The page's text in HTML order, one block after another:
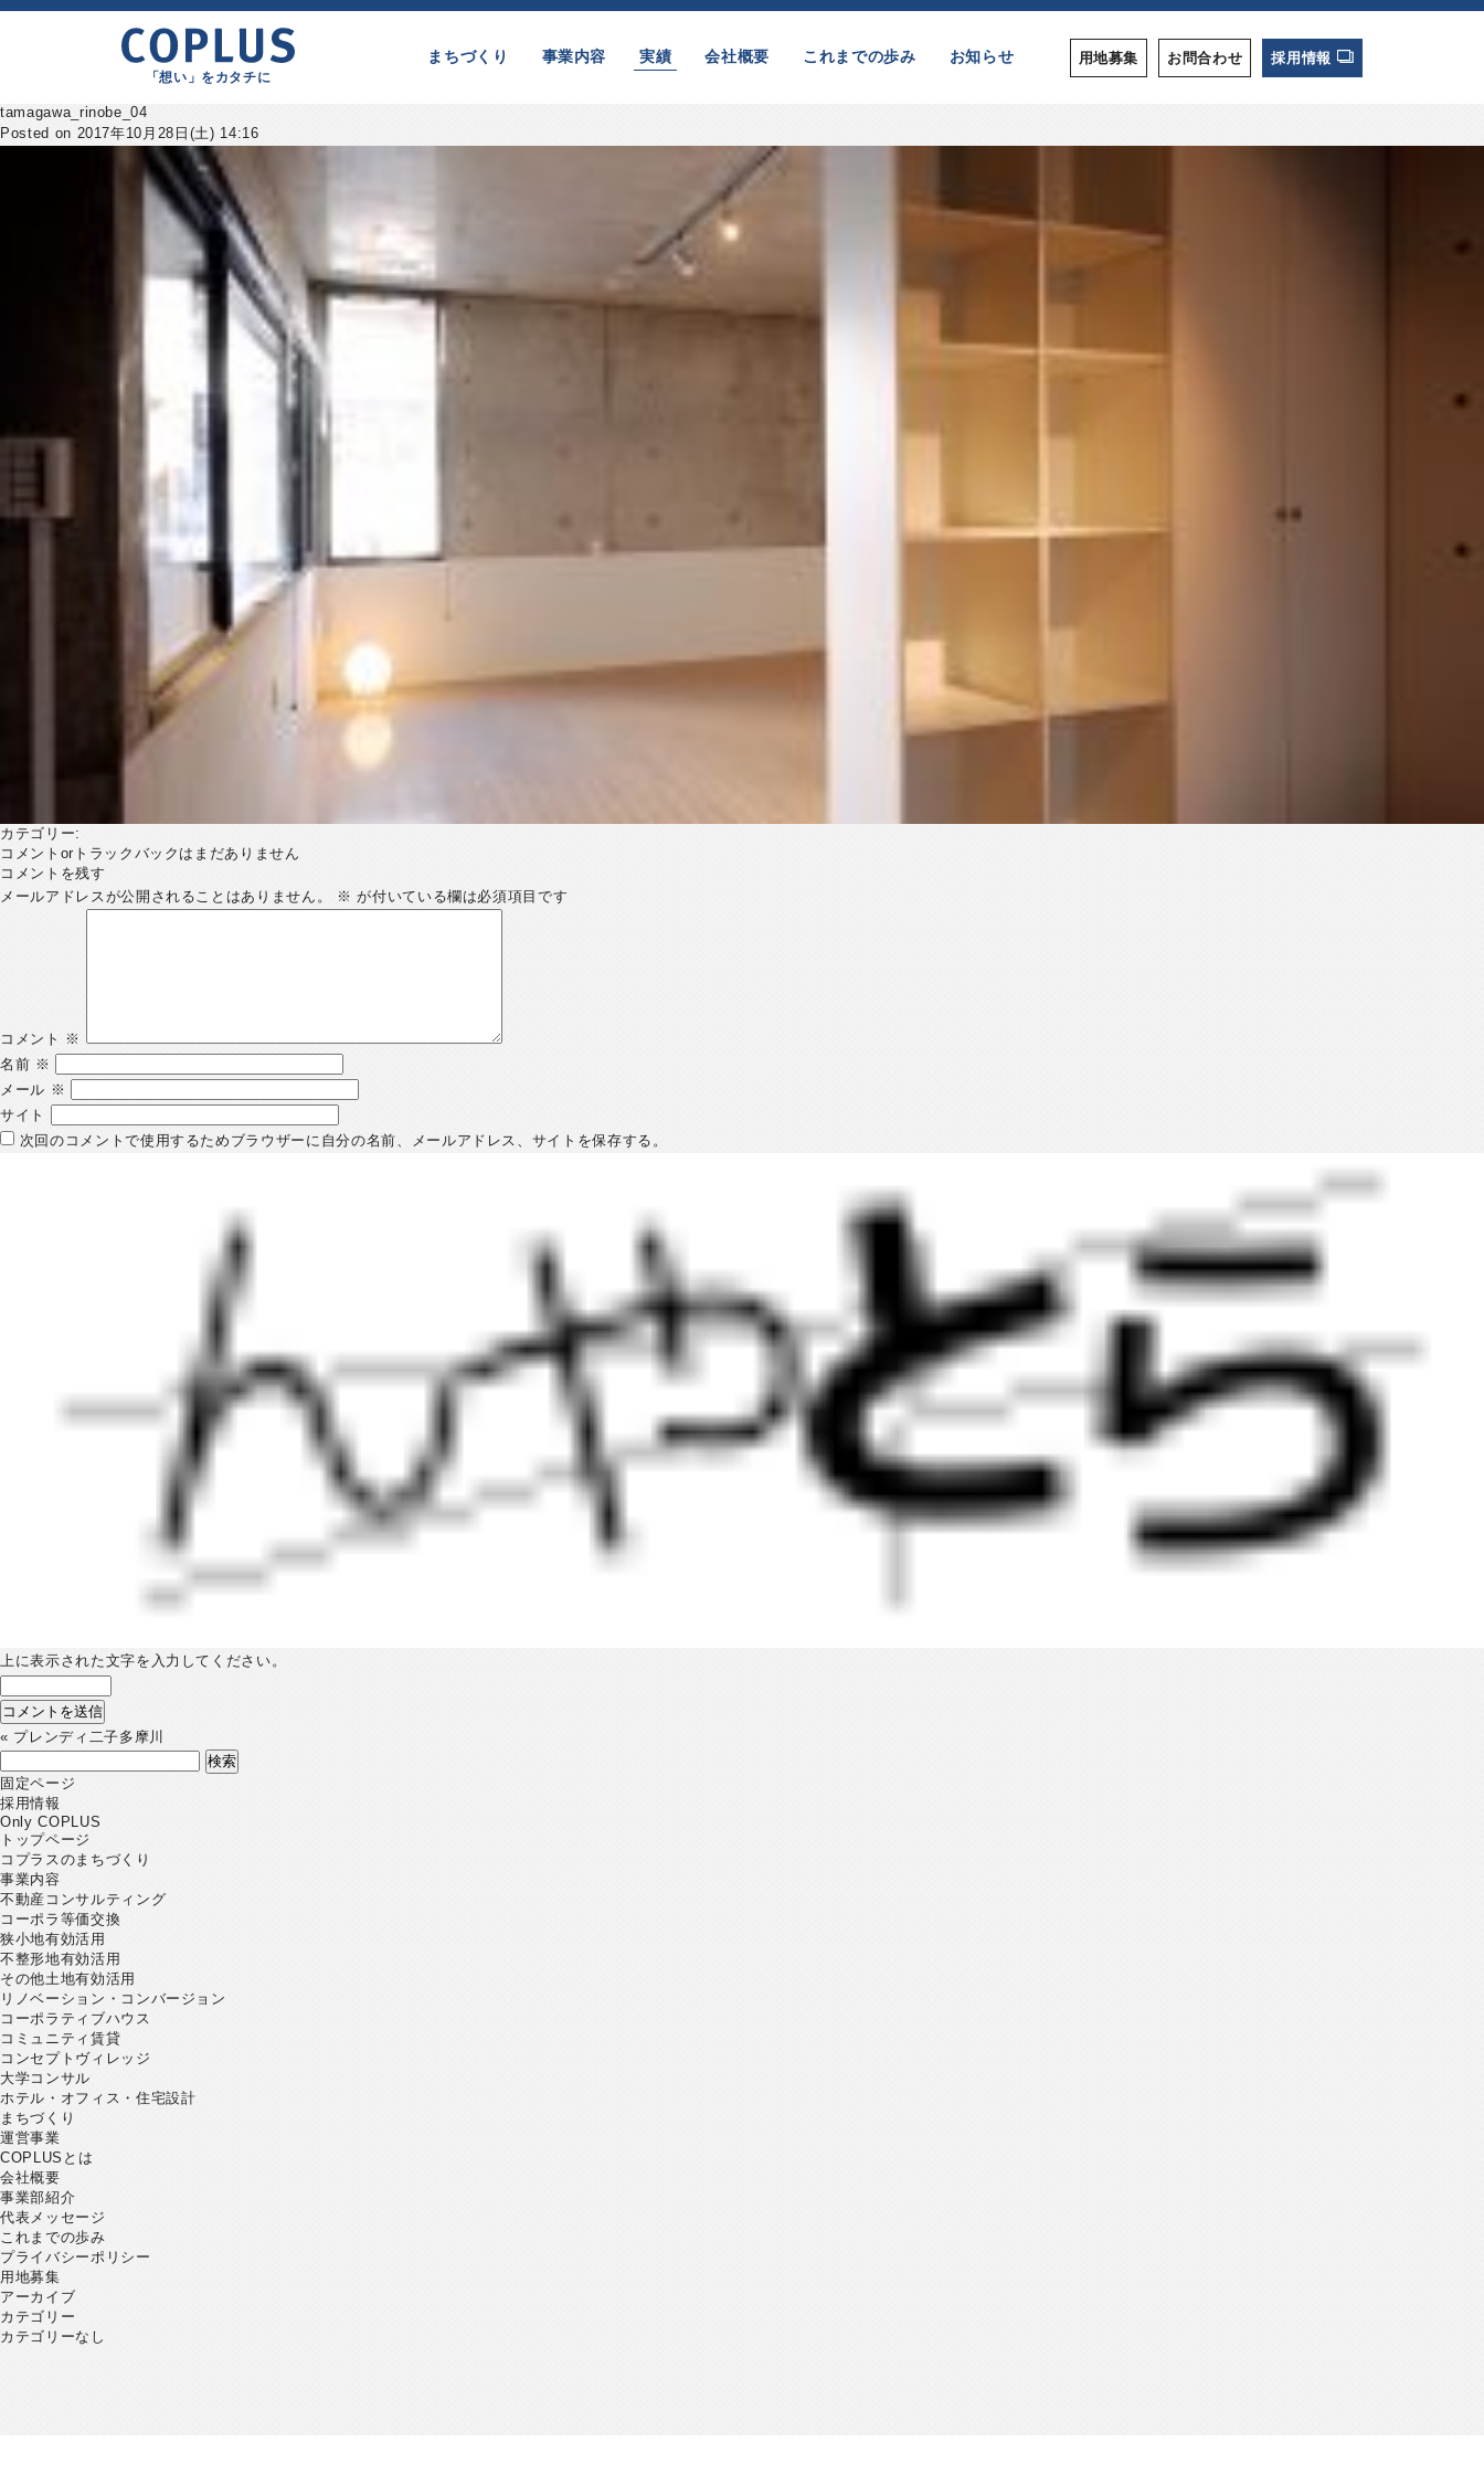
「想い」をカタチに
まちづくり 事業内容 実績 会社概要 これまでの歩み お知らせ 用地募集 お問合わせ 採用情報
tamagawa_rinobe_04
Posted on 2017年10月28日(土) 14:16
カテゴリー:
コメントorトラックバックはまだありません
コメントを残す
メールアドレスが公開されることはありません。
※ が付いている欄は必須項目です
コメント
※
名前 ※
メール ※
サイト
次回のコメントで使用するためブラウザーに自分の名前、メールアドレス、サイトを保存する。
上に表示された文字を入力してください。
« プレンディ二子多摩川
索:
固定ページ
採用情報
Only COPLUS
トップページ
コプラスのまちづくり
事業内容
不動産コンサルティング
コーポラ等価交換
狭小地有効活用
不整形地有効活用
その他土地有効活用
リノベーション・コンバージョン
コーポラティブハウス
コミュニティ賃貸
コンセプトヴィレッジ
大学コンサル
ホテル・オフィス・住宅設計
まちづくり
運営事業
COPLUSとは
会社概要
事業部紹介
代表メッセージ
これまでの歩み
プライバシーポリシー
用地募集
アーカイブ
カテゴリー
カテゴリーなし